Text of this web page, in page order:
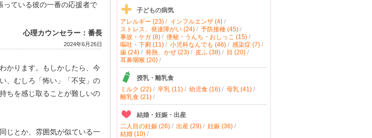
っている彼の一番の応援者で
心理カウンセラー：番長
2024年6月26日
かります。もしかしたら、今
、むしろ「怖い」「不安」の
ちを感じ取ることが難しいの
じとか、雰囲気が似ている一
子どもの病気
アレルギー (23)/ インフルエンザ (4)/
ストレス、発達障がい (24)/ 予防接種 (45)/
事故・ケガ (8)/ 便秘・うんち・おしっこ (15)/
嘔吐・下痢 (11)/ 小児科なんでも (46)/ 感染症 (7)/
歯 (24)/ 発熱、かぜ (23)/ 皮ふ (38)/ 目 (20)/
耳鼻咽喉 (20)/
授乳・離乳食
ミルク (22)/ 卒乳 (11)/ 幼児食 (16)/ 母乳 (41)/
離乳食 (21)/
結婚・妊娠・出産
二人目の妊娠 (26)/ 出産 (29)/ 妊娠 (36)/
結婚 (10)/